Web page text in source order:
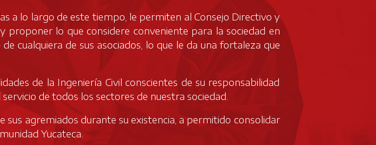
a lo largo de este tiempo, le permiten al Consejo Directivo y
proponer lo que considere conveniente para la sociedad en
cualquiera de sus asociados, lo que le da una fortaleza que
de la Ingeniería Civil conscientes de su responsabilidad
de todos los sectores de nuestra sociedad.
agremiados durante su existencia, a permitido consolidar
Yucateca.